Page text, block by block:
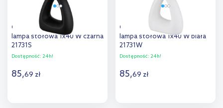
Globo Lighting Triangle
lampa stołowa 1x40 W czarna
21731S
Dostępność: 24h!
85,69 zł
Globo Lighting Triangle
lampa stołowa 1x40 W biała
21731W
Dostępność: 24h!
85,69 zł